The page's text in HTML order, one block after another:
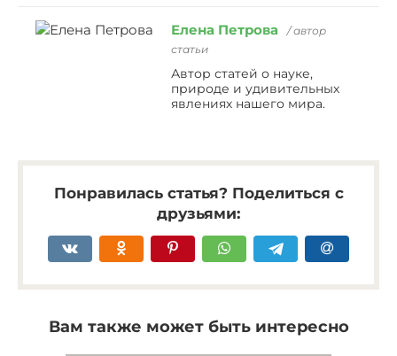
Елена Петрова
/ автор
статьи
Автор статей о науке,
природе и удивительных
явлениях нашего мира.
Понравилась статья? Поделиться с
друзьями:
Вам также может быть интересно